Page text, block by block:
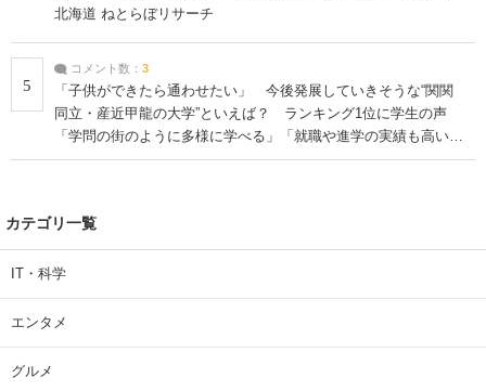
北海道 ねとらぼリサーチ
5
コメント数： 3
「子供ができたら通わせたい」 今後発展していきそうな“関関
同立・産近甲龍の大学”といえば？ ランキング1位に学生の声
「学問の街のように多様に学べる」「就職や進学の実績も高い」
| 大学 ねとらぼリサーチ
カテゴリ一覧
IT・科学
エンタメ
グルメ